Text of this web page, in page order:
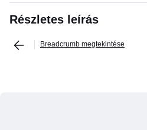
Részletes leírás
Breadcrumb megtekintése